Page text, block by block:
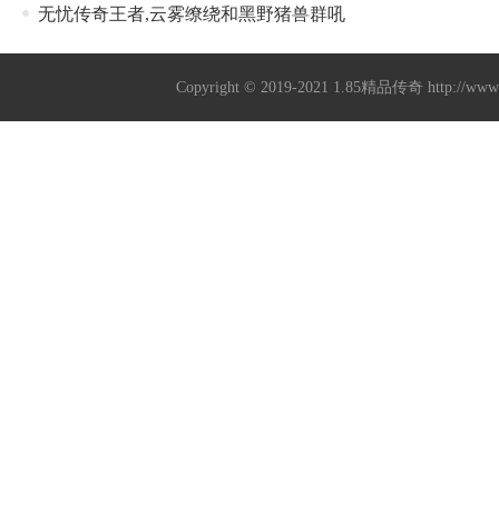
无忧传奇王者,云雾缭绕和黑野猪兽群吼
Copyright © 2019-2021 1.85精品传奇 http://